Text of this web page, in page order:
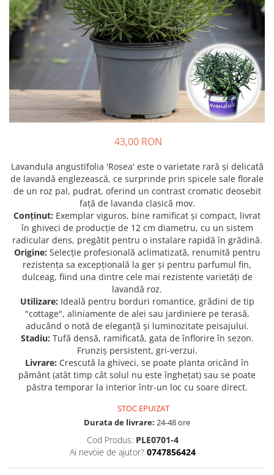
Bulbi de Echinacea
Bulbi de Frezie
Bulbi de Fritillaria
Bulbi de Gaillardia (Kokarda)
Bulbi de Irisi - Stanjenel
Bulbi de Lalele
Bulbi de Narcise
Bulbi de Ranunculus
Bulbi de Tigridia
Bulbi de Zantedeschia
Bulbi Sparaxis
Mixuri de Bulbi
Seminte de Flori
Seminte de Legume/Fructe
Păr - Pyrus communis
Smochini - Ficus carica
Viță de Vie - Vitis
43,00 RON
Lavandula angustifolia 'Rosea' este o varietate rară și delicată
de lavandă englezească, ce surprinde prin spicele sale florale
de un roz pal, pudrat, oferind un contrast cromatic deosebit
față de lavanda clasică mov.
Conținut: Exemplar viguros, bine ramificat și compact, livrat
în ghiveci de producție de 12 cm diametru, cu un sistem
radicular dens, pregătit pentru o instalare rapidă în grădină.
Origine: Selecție profesională aclimatizată, renumită pentru
rezistența sa excepțională la ger și pentru parfumul fin,
dulceag, fiind una dintre cele mai rezistente varietăți de
lavandă roz.
Utilizare: Ideală pentru borduri romantice, grădini de tip
"cottage", aliniamente de alei sau jardiniere pe terasă,
aducând o notă de eleganță și luminozitate peisajului.
Stadiu: Tufă densă, ramificată, gata de înflorire în sezon.
Frunziș persistent, gri-verzui.
Livrare: Crescută la ghiveci, se poate planta oricând în
pământ (atât timp cât solul nu este înghețat) sau se poate
păstra temporar la interior într-un loc cu soare direct.
STOC EPUIZAT
Durata de livrare: 24-48 ore
Cod Produs: PLE0701-4
Ai nevoie de ajutor? 0747856424